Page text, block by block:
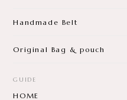
Handmade Belt
Original Bag & pouch
GUIDE
HOME